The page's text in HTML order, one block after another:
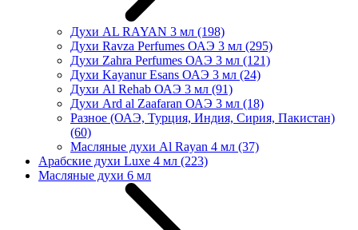
Духи AL RAYAN 3 мл (198)
Духи Ravza Perfumes ОАЭ 3 мл (295)
Духи Zahra Perfumes ОАЭ 3 мл (121)
Духи Kayanur Esans ОАЭ 3 мл (24)
Духи Al Rehab ОАЭ 3 мл (91)
Духи Ard al Zaafaran ОАЭ 3 мл (18)
Разное (ОАЭ, Турция, Индия, Сирия, Пакистан)
(60)
Масляные духи Al Rayan 4 мл (37)
Арабские духи Luxe 4 мл (223)
Масляные духи 6 мл